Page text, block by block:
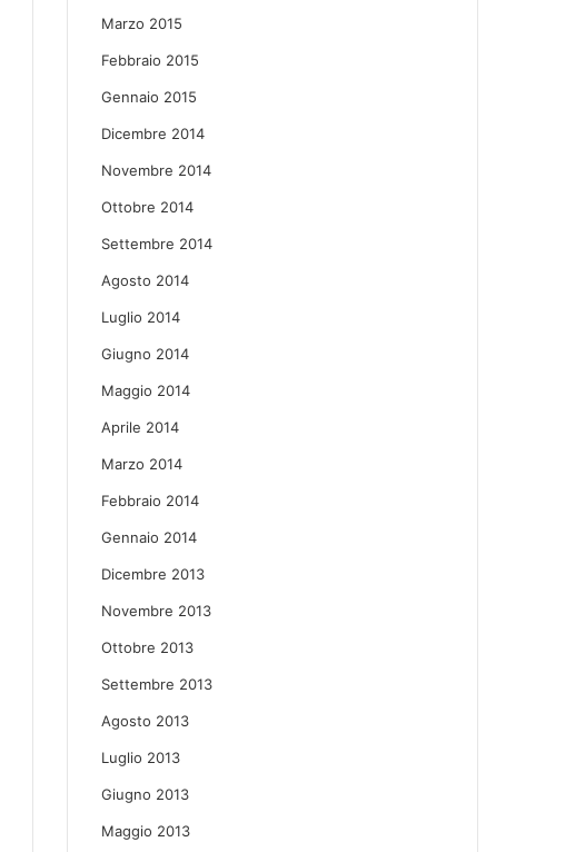
Marzo 2015
Febbraio 2015
Gennaio 2015
Dicembre 2014
Novembre 2014
Ottobre 2014
Settembre 2014
Agosto 2014
Luglio 2014
Giugno 2014
Maggio 2014
Aprile 2014
Marzo 2014
Febbraio 2014
Gennaio 2014
Dicembre 2013
Novembre 2013
Ottobre 2013
Settembre 2013
Agosto 2013
Luglio 2013
Giugno 2013
Maggio 2013